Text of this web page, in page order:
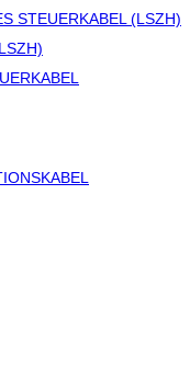
STEUERKABEL (LSZH)